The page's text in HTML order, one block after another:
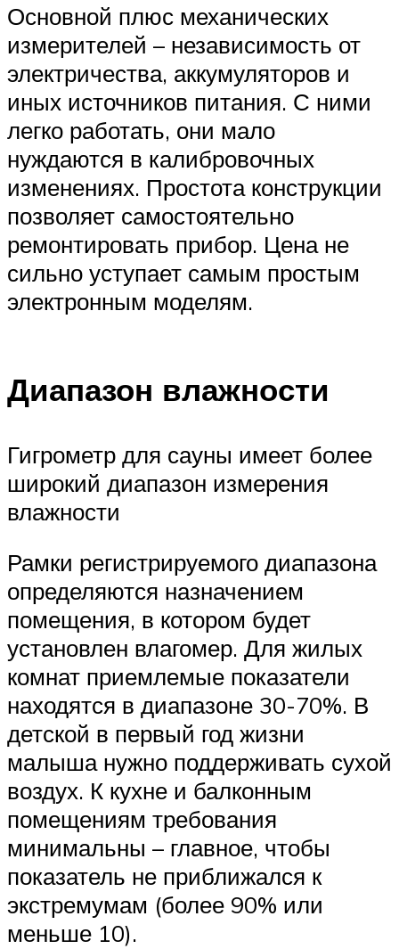
Основной плюс механических
измерителей – независимость от
электричества, аккумуляторов и
иных источников питания. С ними
легко работать, они мало
нуждаются в калибровочных
изменениях. Простота конструкции
позволяет самостоятельно
ремонтировать прибор. Цена не
сильно уступает самым простым
электронным моделям.
Диапазон влажности
Гигрометр для сауны имеет более
широкий диапазон измерения
влажности
Рамки регистрируемого диапазона
определяются назначением
помещения, в котором будет
установлен влагомер. Для жилых
комнат приемлемые показатели
находятся в диапазоне 30-70%. В
детской в первый год жизни
малыша нужно поддерживать сухой
воздух. К кухне и балконным
помещениям требования
минимальны – главное, чтобы
показатель не приближался к
экстремумам (более 90% или
меньше 10).